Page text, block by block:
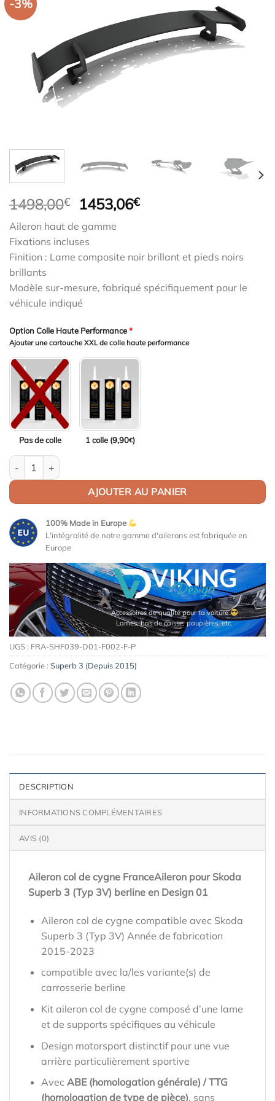
-3%
1498,00€
Le
initial
était :
1498,00€.
1453,06€Le
1453,06€.
Aileron haut de gamme
Fixations incluses
Finition : Lame composite noir brillant et pieds noirs
brillants
Modèle sur-mesure, fabriqué spécifiquement pour le
véhicule indiqué
Option Colle Haute Performance*
Ajouter une cartouche XXL de colle haute performance
Pas de colle 1 colle (9,90€)
quantité de Aileron Col de cygne V1 pour Skoda Superb 3 (Typ
AJOUTER AU PANIER
100% Made in Europe
L'intégralité de notre gamme d'ailerons est fabriquée en
Europe
Accessoires de qualité pour ta voiture
Lames, bas de caisse, paupières, etc.
UGS : FRA-SHF039-D01-F002-F-P
Catégorie : Superb 3 (Depuis 2015)
DESCRIPTION
INFORMATIONS COMPLÉMENTAIRES
AVIS (0)
Aileron col de cygne FranceAileron pour Skoda
Superb 3 (Typ 3V) berline en Design 01
Aileron col de cygne compatible avec Skoda
Superb 3 (Typ 3V) Année de fabrication
2015-2023
compatible avec la/les variante(s) de
carrosserie berline
Kit aileron col de cygne composé d’une lame
et de supports spécifiques au véhicule
Design motorsport distinctif pour une vue
arrière particulièrement sportive
Avec ABE (homologation générale) / TTG
(homologation de type de pièce), sans